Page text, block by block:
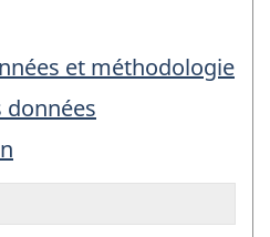
et méthodologie
données